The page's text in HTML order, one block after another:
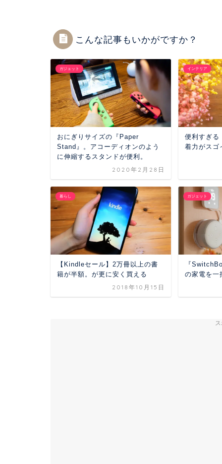
こんな記事もいかがですか？
ガジェット
おにぎりサイズの『Paper
Stand』。アコーディオンのよう
に伸縮するスタンドが便利。
2020年2月28日
インテリア
便利すぎる
着力がスゴ
暮らし
【Kindleセール】2万冊以上の書
籍が半額。が更に安く買える
2018年10月15日
ガジェット
『
の家電を一